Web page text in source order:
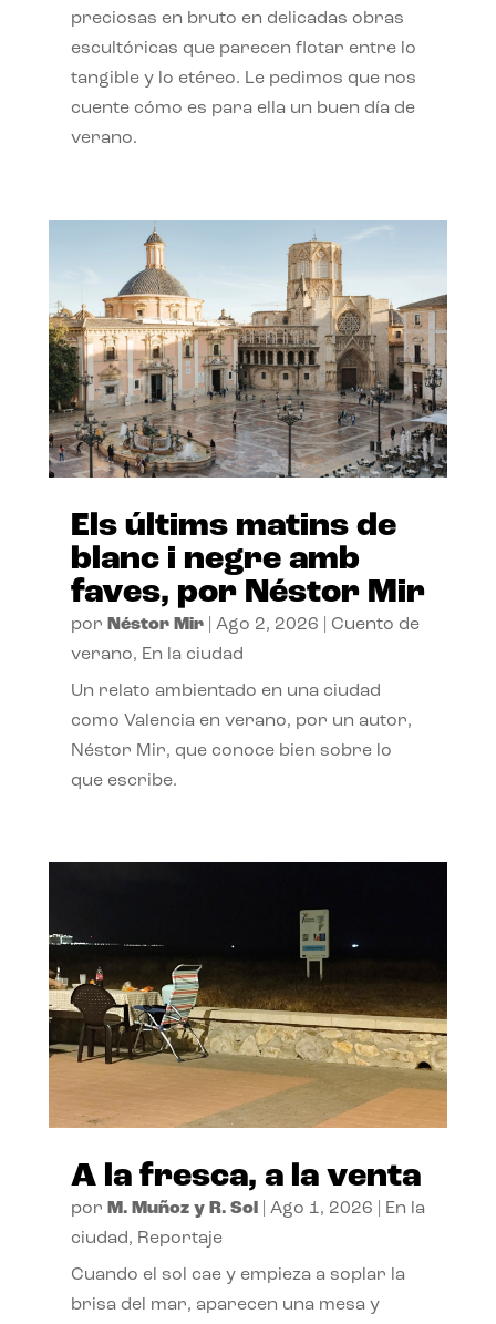
preciosas en bruto en delicadas obras
escultóricas que parecen flotar entre lo
tangible y lo etéreo. Le pedimos que nos
cuente cómo es para ella un buen día de
verano.
Els últims matins de
blanc i negre amb
faves, por Néstor Mir
por Néstor Mir| Ago 2, 2026
Cuento de
verano, En la ciudad
Un relato ambientado en una ciudad
como Valencia en verano, por un autor,
Néstor Mir, que conoce bien sobre lo
que escribe.
A la fresca, a la venta
por M. Muñoz y R. Sol| Ago 1, 2026
En la
ciudad, Reportaje
Cuando el sol cae y empieza a soplar la
brisa del mar, aparecen una mesa y